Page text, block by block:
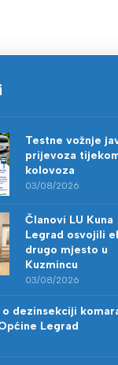
Testne vožnje
prijevoza
kolovoza
03/08/2026
Članovi LU Kuna
Legrad osvojili
drugo mjesto u
Kuzmincu
03/08/2026
dezinsekciji
Legrad